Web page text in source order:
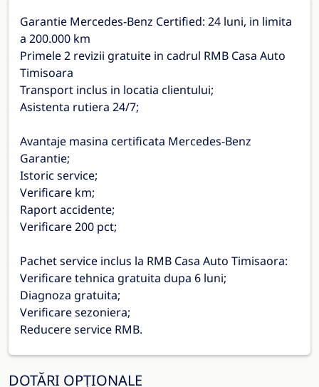
Garantie Mercedes-Benz Certified: 24 luni, in limita
a 200.000 km
Primele 2 revizii gratuite in cadrul RMB Casa Auto
Timisoara
Transport inclus in locatia clientului;
Asistenta rutiera 24/7;
Avantaje masina certificata Mercedes-Benz
Garantie;
Istoric service;
Verificare km;
Raport accidente;
Verificare 200 pct;
Pachet service inclus la RMB Casa Auto Timisaora:
Verificare tehnica gratuita dupa 6 luni;
Diagnoza gratuita;
Verificare sezoniera;
Reducere service RMB.
DOTĂRI OPȚIONALE